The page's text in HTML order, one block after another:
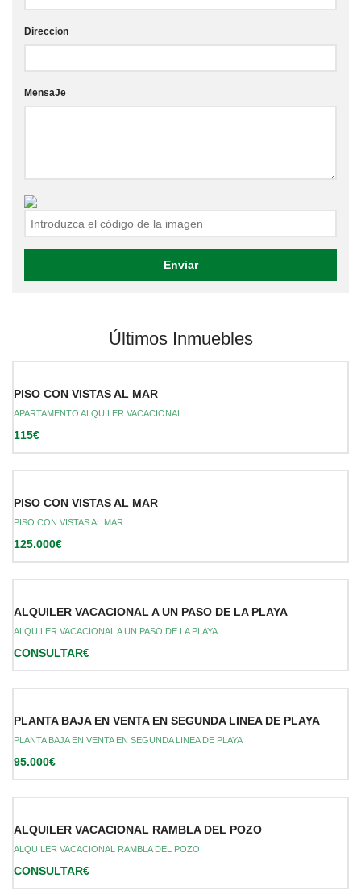
Direccion
MensaJe
Últimos Inmuebles
PISO CON VISTAS AL MAR
APARTAMENTO ALQUILER VACACIONAL
115€
PISO CON VISTAS AL MAR
PISO CON VISTAS AL MAR
125.000€
ALQUILER VACACIONAL A UN PASO DE LA PLAYA
ALQUILER VACACIONAL A UN PASO DE LA PLAYA
CONSULTAR€
PLANTA BAJA EN VENTA EN SEGUNDA LINEA DE PLAYA
PLANTA BAJA EN VENTA EN SEGUNDA LINEA DE PLAYA
95.000€
ALQUILER VACACIONAL RAMBLA DEL POZO
ALQUILER VACACIONAL RAMBLA DEL POZO
CONSULTAR€